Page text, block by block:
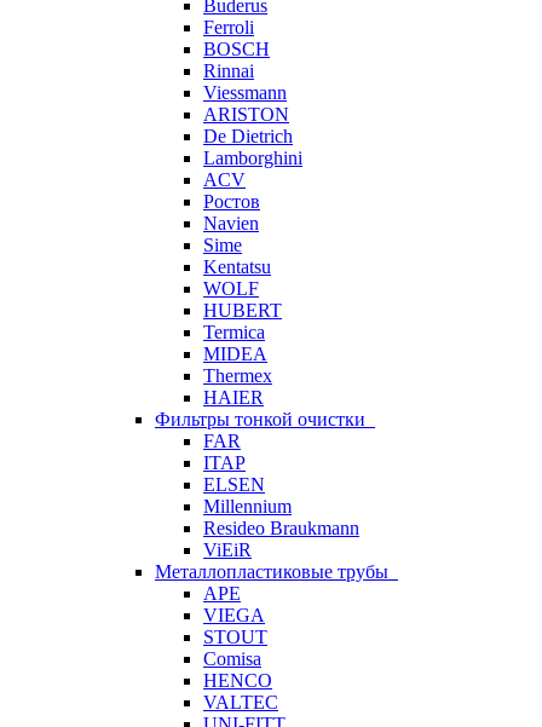
Buderus
Ferroli
BOSCH
Rinnai
Viessmann
ARISTON
De Dietrich
Lamborghini
ACV
Ростов
Navien
Sime
Kentatsu
WOLF
HUBERT
Termica
MIDEA
Thermex
HAIER
Фильтры тонкой очистки
FAR
ITAP
ELSEN
Millennium
Resideo Braukmann
ViEiR
Металлопластиковые трубы
APE
VIEGA
STOUT
Comisa
HENCO
VALTEC